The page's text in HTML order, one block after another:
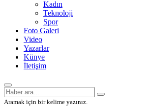
Kadın
Teknoloji
Spor
Foto Galeri
Video
Yazarlar
Künye
İletişim
Aramak için bir kelime yazınız.